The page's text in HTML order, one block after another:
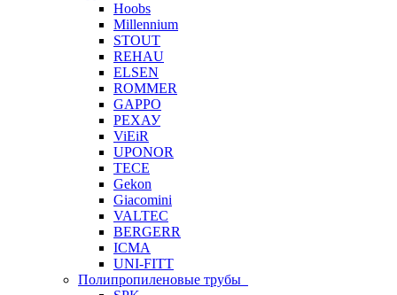
Hoobs
Millennium
STOUT
REHAU
ELSEN
ROMMER
GAPPO
РЕХАУ
ViEiR
UPONOR
TECE
Gekon
Giacomini
VALTEC
BERGERR
ICMA
UNI-FITT
Полипропиленовые трубы